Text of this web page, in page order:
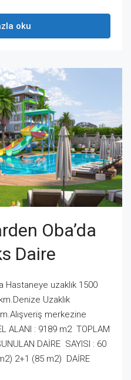
oku
Oba’da
Daire
Hastaneye uzaklık 1500
Uzaklık
merkezine
ALANI : 9189 m2 TOPLAM
DAİRE SAYISI : 60
2+1 (85 m2) DAİRE